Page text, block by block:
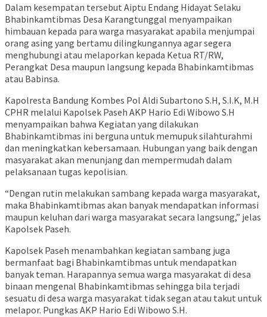
Dalam kesempatan tersebut Aiptu Endang Hidayat Selaku
Bhabinkamtibmas Desa Karangtunggal menyampaikan
himbauan kepada para warga masyarakat apabila menjumpai
orang asing yang bertamu dilingkungannya agar segera
menghubungi atau melaporkan kepada Ketua RT/RW,
Perangkat Desa maupun langsung kepada Bhabinkamtibmas
atau Babinsa.
Kapolresta Bandung Kombes Pol Aldi Subartono S.H, S.I.K, M.H
CPHR melalui Kapolsek Paseh AKP Hario Edi Wibowo S.H
menyampaikan bahwa Kegiatan yang dilakukan
Bhabinkamtibmas ini berguna untuk memupuk silahturahmi
dan meningkatkan kebersamaan. Hubungan yang baik dengan
masyarakat akan menunjang dan mempermudah dalam
pelaksanaan tugas kepolisian.
“Dengan rutin melakukan sambang kepada warga masyarakat,
maka Bhabinkamtibmas akan banyak mendapatkan informasi
maupun keluhan dari warga masyarakat secara langsung,” jelas
Kapolsek Paseh.
Kapolsek Paseh menambahkan kegiatan sambang juga
bermanfaat bagi Bhabinkamtibmas untuk mendapatkan
banyak teman. Harapannya semua warga masyarakat di desa
binaan mengenal Bhabinkamtibmas sehingga bila terjadi
sesuatu di desa warga masyarakat tidak segan atau takut untuk
melapor. Pungkas AKP Hario Edi Wibowo S.H.